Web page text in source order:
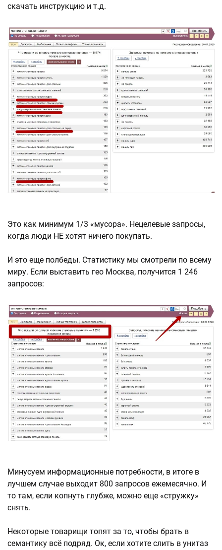
скачать инструкцию и т.д.
Это как минимум 1/3 «мусора». Нецелевые запросы,
когда люди НЕ хотят ничего покупать.
И это еще полбеды. Статистику мы смотрели по всему
миру. Если выставить гео Москва, получится 1 246
запросов:
Минусуем информационные потребности, в итоге в
лучшем случае выходит 800 запросов ежемесячно. И
то там, если копнуть глубже, можно еще «стружку»
снять.
Некоторые товарищи топят за то, чтобы брать в
семантику всё подряд. Ок, если хотите слить в унитаз